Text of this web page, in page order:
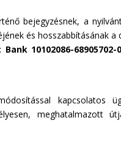
bejegyzésnek, a
és hosszabbításának a
10102086-68905702-
kapcsolatos
meghatalmazott